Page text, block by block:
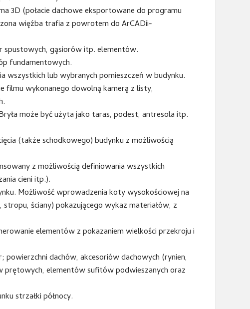
3D (połacie dachowe eksportowane do programu
więźba trafia z powrotem do ArCADii-
spustowych, gąsiorów itp. elementów.
fundamentowych.
wszystkich lub wybranych pomieszczeń w budynku.
filmu wykonanego dowolną kamerą z listy,
może być użyta jako taras, podest, antresola itp.
(także schodkowego) budynku z możliwością
z możliwością definiowania wszystkich
cieni itp.).
Możliwość wprowadzenia koty wysokościowej na
ściany) pokazującego wykaz materiałów, z
elementów z pokazaniem wielkości przekroju i
dachów, akcesoriów dachowych (rynien,
elementów sufitów podwieszanych oraz
strzałki północy.